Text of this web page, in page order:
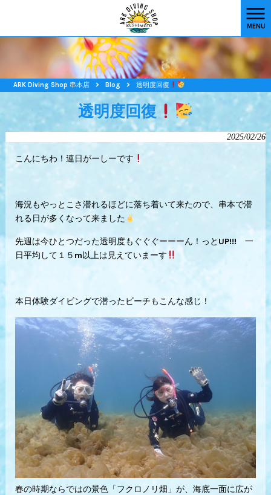
MENU
ARK Diving Shop 串本店 > Blog > 透明度回復
透明度回復
2025/02/26
こんにちわ！連日がーしーです
海況もやっとこさ潜れるほどに落ち着いて来たので、串本で潜
れる日が多くなって来ました
先週は今ひとつだった透明度もぐぐぐーーーん！っとUP!!! 一
日平均して１５m以上は見えていまーす
本日体験ダイビングで潜ったビーチもこんな感じ！
春の時期ならではの景色「フクロノリ畑」が、海底一面に広が